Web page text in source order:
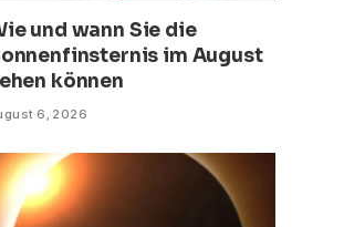
und wann Sie die
im August
können
6, 2026